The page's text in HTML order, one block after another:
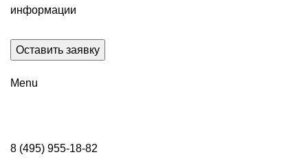
информации
Menu
8 (495) 955-18-82